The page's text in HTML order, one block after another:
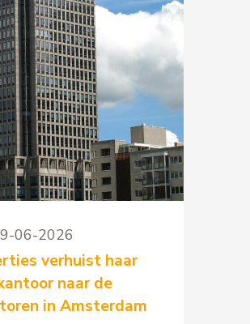
06-2026
verhuist haar
naar de
in Amsterdam